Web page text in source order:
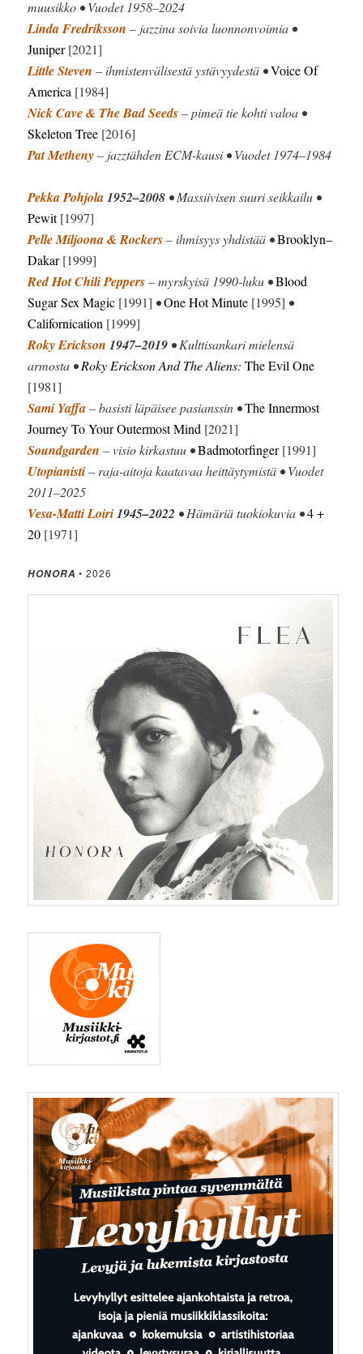
muusikko • Vuodet 1958–2024
Linda Fredriksson – jazzina soivia luonnonvoimia •
Juniper[2021]
Little Steven – ihmistenvälisestä ystävyydestä •Voice Of
America [1984]
Nick Cave & The Bad Seeds– pimeä tie kohti valoa •
Skeleton Tree [2016]
Pat Metheny– jazztähden ECM-kausi • Vuodet 1974–1984
Pekka Pohjola1952–2008 • Massiivisen suuri seikkailu •
Pewit[1997]
Pelle Miljoona & Rockers– ihmisyys yhdistää •Brooklyn–
Dakar[1999]
Red Hot Chili Peppers– myrskyisä 1990-luku •Blood
Sugar Sex Magic [1991] •One Hot Minute [1995] •
Californication [1999]
Roky Erickson 1947–2019 • Kulttisankari mielensä
armosta •Roky Erickson And The Aliens:The Evil One
[1981]
Sami Yaffa– basisti läpäisee pasianssin •The Innermost
Journey To Your Outermost Mind [2021]
Soundgarden – visio kirkastuu •Badmotorfinger[1991]
Utopianisti– raja-aitoja kaatavaa heittäytymistä • Vuodet
2011–2025
Vesa-Matti Loiri1945–2022 • Hämäriä tuokiokuvia •4 +
20 [1971]
HONORA • 2026